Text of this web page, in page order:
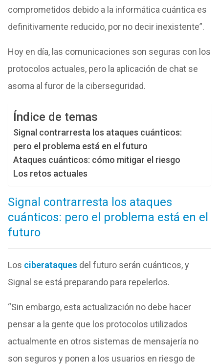
comprometidos debido a la informática cuántica es
definitivamente reducido, por no decir inexistente”.
Hoy en día, las comunicaciones son seguras con los
protocolos actuales, pero la aplicación de chat se
asoma al furor de la ciberseguridad.
Índice de temas
Signal contrarresta los ataques cuánticos:
pero el problema está en el futuro
Ataques cuánticos: cómo mitigar el riesgo
Los retos actuales
Signal contrarresta los ataques
cuánticos: pero el problema está en el
futuro
Los ciberataques del futuro serán cuánticos, y
Signal se está preparando para repelerlos.
“Sin embargo, esta actualización no debe hacer
pensar a la gente que los protocolos utilizados
actualmente en otros sistemas de mensajería no
son seguros y ponen a los usuarios en riesgo de